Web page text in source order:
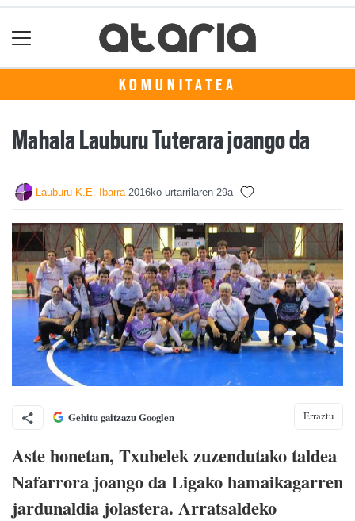
KOMUNITATEA
Mahala Lauburu Tuterara joango da
Lauburu K.E. Ibarra 2016ko urtarrilaren 29a
Gehitu gaitzazu Googlen Erraztu
Aste honetan, Txubelek zuzendutako taldea
Nafarrora joango da Ligako hamaikagarren
jardunaldia jolastera. Arratsaldeko